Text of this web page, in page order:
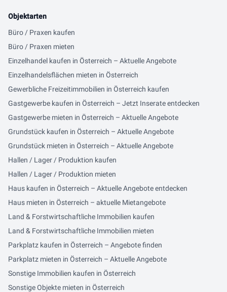
Objektarten
Büro / Praxen kaufen
Büro / Praxen mieten
Einzelhandel kaufen in Österreich – Aktuelle Angebote
Einzelhandelsflächen mieten in Österreich
Gewerbliche Freizeitimmobilien in Österreich kaufen
Gastgewerbe kaufen in Österreich – Jetzt Inserate entdecken
Gastgewerbe mieten in Österreich – Aktuelle Angebote
Grundstück kaufen in Österreich – Aktuelle Angebote
Grundstück mieten in Österreich – Aktuelle Angebote
Hallen / Lager / Produktion kaufen
Hallen / Lager / Produktion mieten
Haus kaufen in Österreich – Aktuelle Angebote entdecken
Haus mieten in Österreich – aktuelle Mietangebote
Land & Forstwirtschaftliche Immobilien kaufen
Land & Forstwirtschaftliche Immobilien mieten
Parkplatz kaufen in Österreich – Angebote finden
Parkplatz mieten in Österreich – Aktuelle Angebote
Sonstige Immobilien kaufen in Österreich
Sonstige Objekte mieten in Österreich